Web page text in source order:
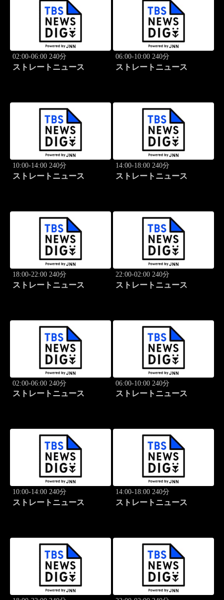
02:00-06:00 240分
ストレートニュース
06:00-10:00 240分
ストレートニュース
10:00-14:00 240分
ストレートニュース
14:00-18:00 240分
ストレートニュース
18:00-22:00 240分
ストレートニュース
22:00-02:00 240分
ストレートニュース
02:00-06:00 240分
ストレートニュース
06:00-10:00 240分
ストレートニュース
10:00-14:00 240分
ストレートニュース
14:00-18:00 240分
ストレートニュース